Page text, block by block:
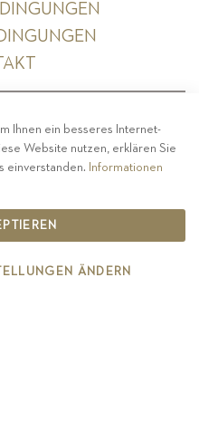
- COOKIE POLICY-
KODEX
Ihnen ein besseres Internet-
Website nutzen, erklären Sie
einverstanden. Informationen
ÄNDERN